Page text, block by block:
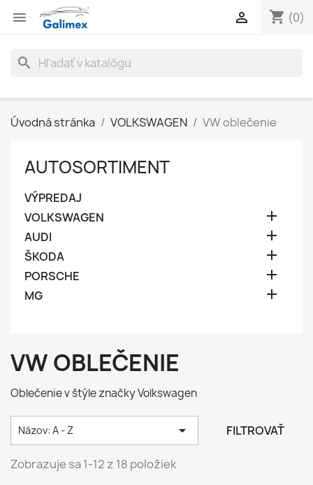
 shopping_cart (0)

search
Úvodná stránka VOLKSWAGEN VW oblečenie
AUTOSORTIMENT
VÝPREDAJ
VOLKSWAGEN

AUDI 
ŠKODA 
PORSCHE 
MG 
VW OBLEČENIE
Oblečenie v štýle značky Volkswagen
Názov: A - Z  FILTROVAŤ
Zobrazuje sa 1-12 z 18 položiek